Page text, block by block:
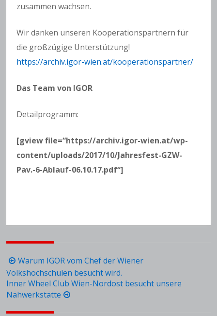
zusammen wachsen.
Wir danken unseren Kooperationspartnern für
die großzügige Unterstützung!
https://archiv.igor-wien.at/kooperationspartner/
Das Team von IGOR
Detailprogramm:
[gview file=“https://archiv.igor-wien.at/wp-
content/uploads/2017/10/Jahresfest-GZW-
Pav.-6-Ablauf-06.10.17.pdf“]
Beitragsnavigation
Warum IGOR vom Chef der Wiener
Volkshochschulen besucht wird.
Inner Wheel Club Wien-Nordost besucht unsere
Nähwerkstätte